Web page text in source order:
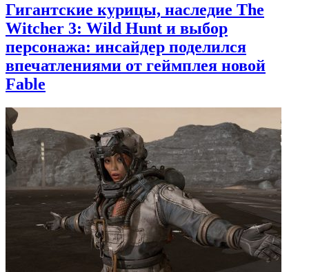
Гигантские курицы, наследие The
Witcher 3: Wild Hunt и выбор
персонажа: инсайдер поделился
впечатлениями от геймплея новой
Fable